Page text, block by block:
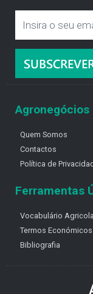
Agronegócios
Quem Somos
Contactos
Política de
Ferramentas
Vocabulário Agricola
Termos Económicos
Bibliografia